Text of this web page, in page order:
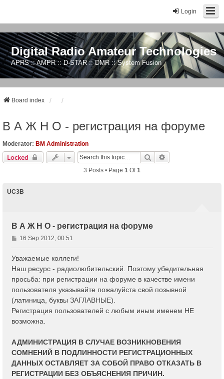
Login
Digital Radio Amateur Technologies
APRS :: AMPR :: D-STAR :: DMR :: System Fusion
Board index
В А Ж Н О - регистрация на форуме
Moderator: BM Administration
Locked Search
3 Posts • Page 1 Of1
UC3B
В А Ж Н О - регистрация на форуме
P
o
16 Sep 2012, 00:51
Уважаемые коллеги!
Наш ресурс - радиолюбительский. Поэтому убедительная
просьба: при регистрации на форуме в качестве имени
пользователя указывайте пожалуйста свой позывной
(латиница, буквы ЗАГЛАВНЫЕ).
Регистрация пользователей с любым иным именем НЕ
возможна.
АДМИНИСТРАЦИЯ В СЛУЧАЕ ВОЗНИКНОВЕНИЯ
СОМНЕНИЙ В ПОДЛИННОСТИ РЕГИСТРАЦИОННЫХ
ДАННЫХ ОСТАВЛЯЕТ ЗА СОБОЙ ПРАВО ОТКАЗАТЬ В
РЕГИСТРАЦИИ БЕЗ ОБЪЯСНЕНИЯ ПРИЧИН.